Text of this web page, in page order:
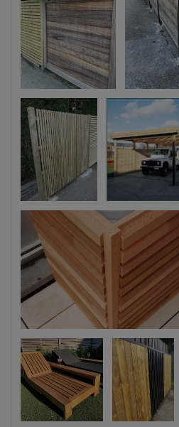
tuinscherm
Padouk
De Plano met
verticale
latjes